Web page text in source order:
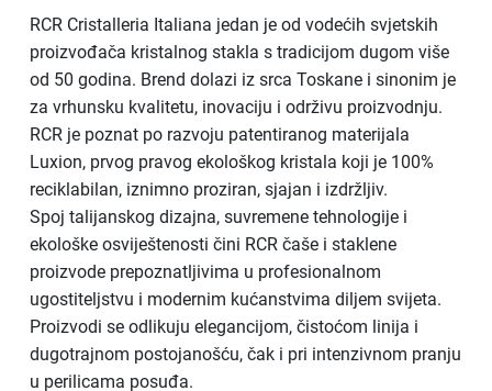
RCR Cristalleria Italiana jedan je od vodećih svjetskih
proizvođača kristalnog stakla s tradicijom dugom više
od 50 godina. Brend dolazi iz srca Toskane i sinonim je
za vrhunsku kvalitetu, inovaciju i održivu proizvodnju.
RCR je poznat po razvoju patentiranog materijala
Luxion, prvog pravog ekološkog kristala koji je 100%
reciklabilan, iznimno proziran, sjajan i izdržljiv.
Spoj talijanskog dizajna, suvremene tehnologije i
ekološke osviještenosti čini RCR čaše i staklene
proizvode prepoznatljivima u profesionalnom
ugostiteljstvu i modernim kućanstvima diljem svijeta.
Proizvodi se odlikuju elegancijom, čistoćom linija i
dugotrajnom postojanošću, čak i pri intenzivnom pranju
u perilicama posuđa.